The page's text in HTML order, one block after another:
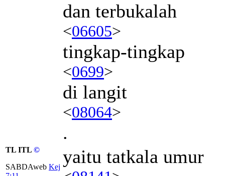
dan terbukalah
<06605>
tingkap-tingkap
<0699>
di langit
<08064>
.
TL ITL ©
SABDAweb Kej yaitu tatkala umur